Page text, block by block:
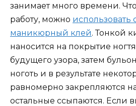
занимает много времени.
работу, можно
маникюрный клей. Тонкой
наносится на покрытие
будущего узора, затем
ноготь и в результате
равномерно закрепляются
остальные ссыпаются. Если